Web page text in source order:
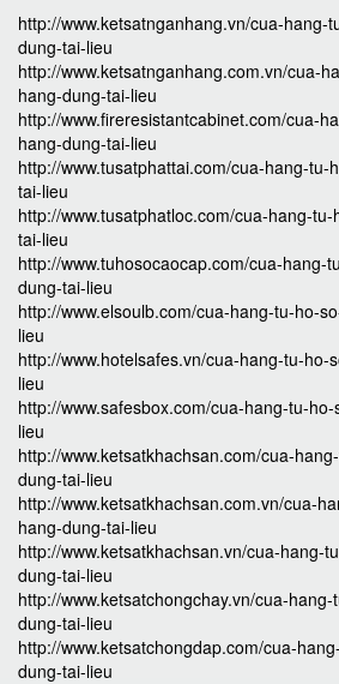
http://www.ketsatnganhang.vn/cua-hang-
dung-tai-lieu
http://www.ketsatnganhang.com.vn/cua-
hang-dung-tai-lieu
http://www.fireresistantcabinet.com/cua-
hang-dung-tai-lieu
http://www.tusatphattai.com/cua-hang-tu-
tai-lieu
http://www.tusatphatloc.com/cua-hang-
tai-lieu
http://www.tuhosocaocap.com/cua-hang-
dung-tai-lieu
http://www.elsoulb.com/cua-hang-tu-ho-
lieu
http://www.hotelsafes.vn/cua-hang-tu-ho-
lieu
http://www.safesbox.com/cua-hang-tu-
lieu
http://www.ketsatkhachsan.com/cua-
dung-tai-lieu
http://www.ketsatkhachsan.com.vn/cua-
hang-dung-tai-lieu
http://www.ketsatkhachsan.vn/cua-hang-
dung-tai-lieu
http://www.ketsatchongchay.vn/cua-
dung-tai-lieu
http://www.ketsatchongdap.com/cua-
dung-tai-lieu